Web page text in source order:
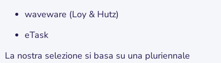
waveware (Loy & Hutz)
eTask
La nostra selezione si basa su una pluriennale